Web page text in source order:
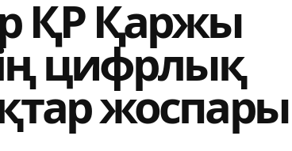
ҚР Қаржы
цифрлық
жоспары